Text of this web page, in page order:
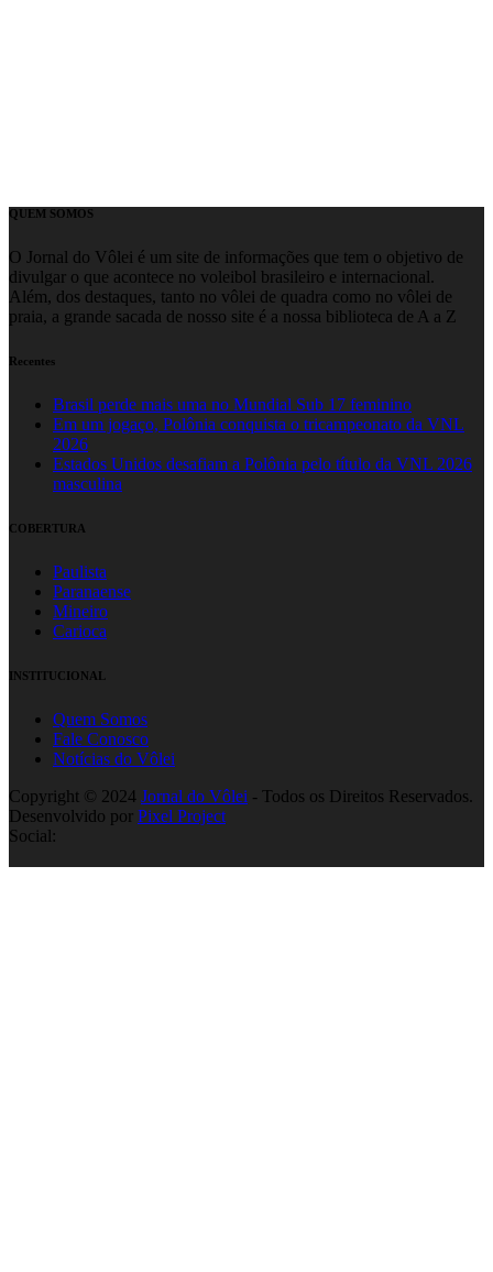
QUEM SOMOS
O Jornal do Vôlei é um site de informações que tem o objetivo de
divulgar o que acontece no voleibol brasileiro e internacional.
Além, dos destaques, tanto no vôlei de quadra como no vôlei de
praia, a grande sacada de nosso site é a nossa biblioteca de A a Z
Recentes
Brasil perde mais uma no Mundial Sub 17 feminino
Em um jogaço, Polônia conquista o tricampeonato da VNL
2026
Estados Unidos desafiam a Polônia pelo título da VNL 2026
masculina
COBERTURA
Paulista
Paranaense
Mineiro
Carioca
INSTITUCIONAL
Quem Somos
Fale Conosco
Notícias do Vôlei
Copyright © 2024 Jornal do Vôlei - Todos os Direitos Reservados.
Desenvolvido por Pixel Project
Social: